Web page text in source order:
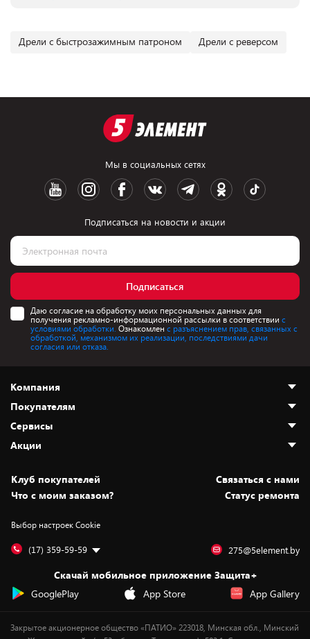
Дрели с быстрозажимным патроном Дрели с реверсом
Мы в социальных сетях
Подписаться на новости и акции
Подписаться
Даю согласие на обработку моих персональных данных для
получения рекламно-информационной рассылки в соответствии с
условиями обработки. Ознакомлен с разъяснением прав, связанных с
обработкой, механизмом их реализации, последствиями дачи
согласия или отказа.
Компания
О нас
Адреса магазинов
Новости
Статьи и обзоры
Вакансии
Дай пять добру!
Покупателям
Как сделать заказ
Оплата и доставка
Безналичный расчёт
Обмен и возврат товара
Обработка персональных данных
Подарочные карты
Сервисы
Установка техники
Для игровых консолей
Для мобильных устройств
Для компьютеров
Сервисные центры
Акции
Скидки и промокоды
Белорусские товары
Бонусы
Оплата частями
Уценка
Клуб покупателей
Cвязаться с нами
Что с моим заказом?
Статус ремонта
Выбор настроек Cookie
(17) 359-59-59 275@5element.by
Скачай мобильное приложение Защита+
GooglePlay
App Store App Gallery
Закрытое акционерное общество «ПАТИО» 223018, Минская обл., Минский